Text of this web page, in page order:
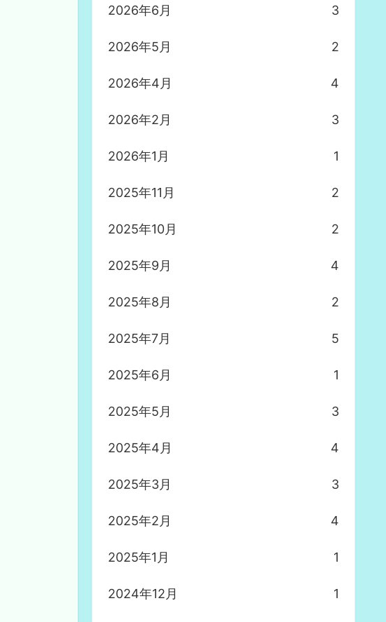
2026年6月 3
2026年5月 2
2026年4月 4
2026年2月 3
2026年1月 1
2025年11月 2
2025年10月 2
2025年9月 4
2025年8月 2
2025年7月 5
2025年6月 1
2025年5月 3
2025年4月 4
2025年3月 3
2025年2月 4
2025年1月 1
2024年12月 1